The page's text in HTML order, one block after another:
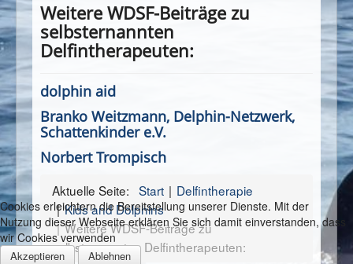
Weitere WDSF-Beiträge zu
selbsternannten
Delfintherapeuten:
dolphin aid
Branko Weitzmann, Delphin-Netzwerk,
Schattenkinder e.V.
Norbert Trompisch
Aktuelle Seite: Start
Delfintherapie
Kids and Dolphins
Weitere WDSF-Beiträge zu
selbsternannten Delfintherapeuten:
Cookies erleichtern die Bereitstellung unserer Dienste. Mit der
Nutzung dieser Webseite erklären Sie sich damit einverstanden, dass
wir Cookies verwenden
Akzeptieren Ablehnen